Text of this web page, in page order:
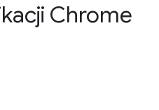
Chrome